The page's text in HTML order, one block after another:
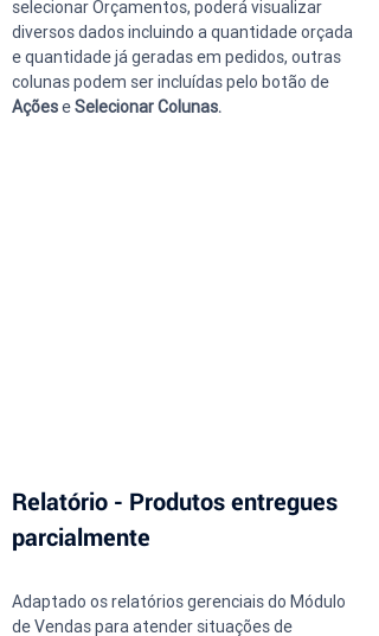
selecionar Orçamentos, poderá visualizar
diversos dados incluindo a quantidade orçada
e quantidade já geradas em pedidos, outras
colunas podem ser incluídas pelo botão de
Ações e Selecionar Colunas.
Relatório - Produtos entregues
parcialmente
Adaptado os relatórios gerenciais do Módulo
de Vendas para atender situações de